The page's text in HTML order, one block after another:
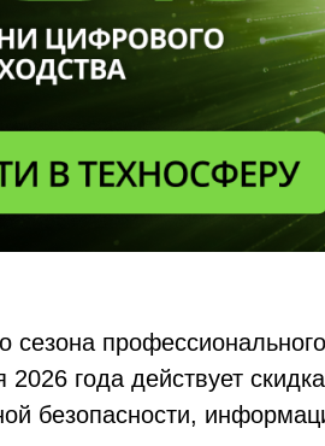
сезона
года действует
безопасности,